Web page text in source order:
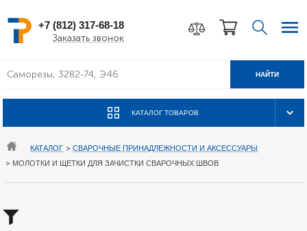
+7 (812) 317-68-18
Заказать звонок
КАТАЛОГ ТОВАРОВ
НАЙТИ
КАТАЛОГ >СВАРОЧНЫЕ ПРИНАДЛЕЖНОСТИ И АКСЕССУАРЫ
> МОЛОТКИ И ЩЕТКИ ДЛЯ ЗАЧИСТКИ СВАРОЧНЫХ ШВОВ